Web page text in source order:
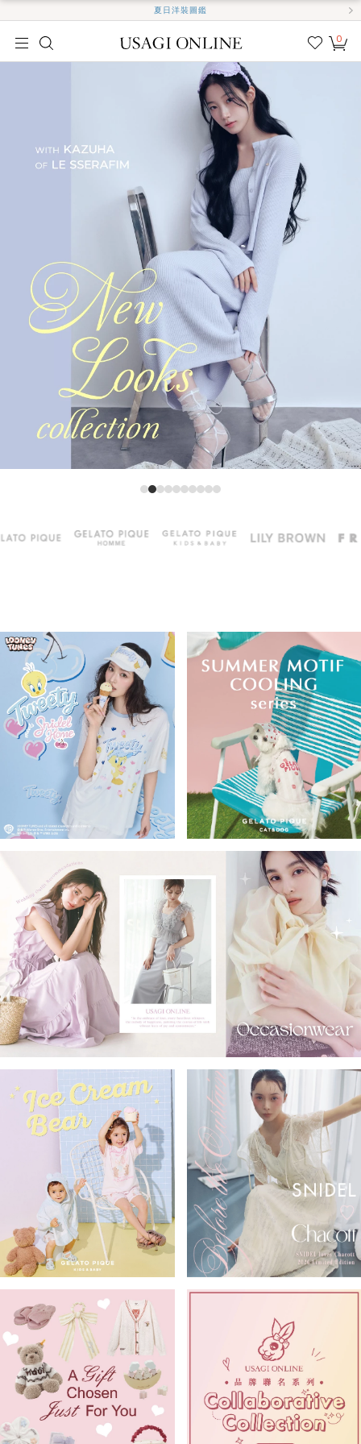
夏日洋裝圖鑑
我的
0